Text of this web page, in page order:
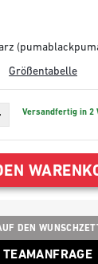
Größentabelle
Versandfertig in 2
DEN
TEAMANFRAGE